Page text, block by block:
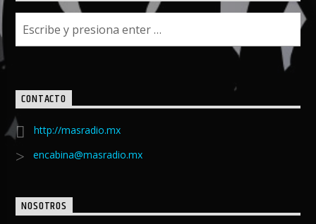
CONTACTO
http://masradio.mx
encabina@masradio.mx
NOSOTROS